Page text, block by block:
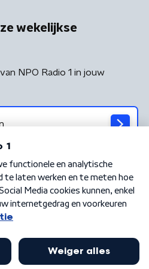
wekelijkse
NPO Radio 1 in jouw
Privacybeleid